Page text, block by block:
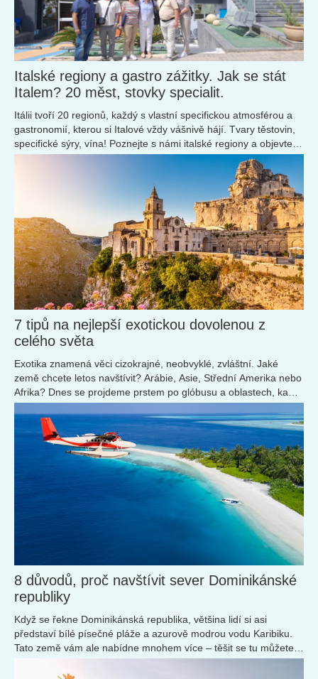
Italské regiony a gastro zážitky. Jak se stát
Italem? 20 měst, stovky specialit.
Itálii tvoří 20 regionů, každý s vlastní specifickou atmosférou a
gastronomií, kterou si Italové vždy vášnivě hájí. Tvary těstovin,
specifické sýry, vína! Poznejte s námi italské regiony a objevte
nová místa pro svou další návštěvu.
7 tipů na nejlepší exotickou dovolenou z
celého světa
Exotika znamená věci cizokrajné, neobvyklé, zvláštní. Jaké
země chcete letos navštívit? Arábie, Asie, Střední Amerika nebo
Afrika? Dnes se projdeme prstem po glóbusu a oblastech, kam
se lze vydat za dobrodružstvím.
8 důvodů, proč navštívit sever Dominikánské
republiky
Když se řekne Dominikánská republika, většina lidí si asi
představí bílé písečné pláže a azurově modrou vodu Karibiku.
Tato země vám ale nabídne mnohem více – těšit se tu můžete
na adrenalin, projížďky na koních po pláži při západu slunce,
vodní sporty a výlety do hor.